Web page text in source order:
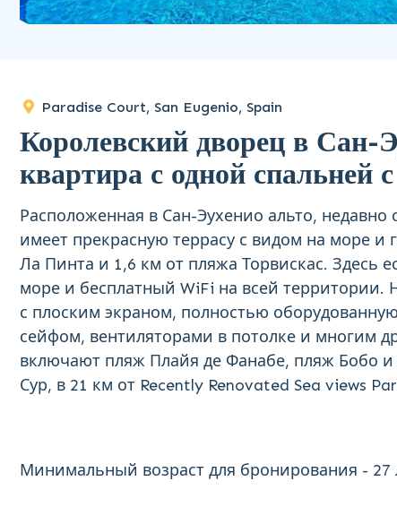
Paradise Court, San Eugenio, Spain
Королевский дворец в Сан-
квартира с одной спальней
Расположенная в Сан-Эухенио альто,
имеет прекрасную террасу с видом на море и
Ла Пинта и 1,6 км от пляжа Торвискас.
море и бесплатный WiFi на всей территории.
с плоским экраном, полностью
сейфом, вентиляторами в потолке и многим
включают пляж Плайя де Фанабе, пляж Бобо
Сур, в 21 км от Recently Renovated Sea views
Минимальный возраст для бронирования - 27